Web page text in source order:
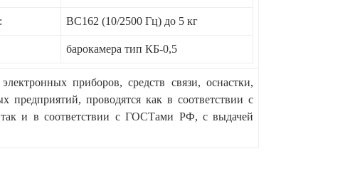
ВС162 (10/2500 Гц) до 5 кг
барокамера тип КБ-0,5
приборов, средств связи, оснастки,
предприятий, проводятся как в соответствии с
и в соответствии с ГОСТами РФ, с выдачей